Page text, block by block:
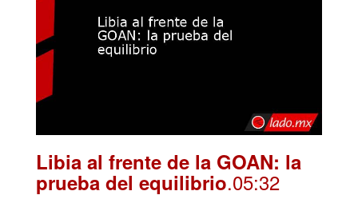
Libia al frente de la GOAN: la
prueba del equilibrio.05:32